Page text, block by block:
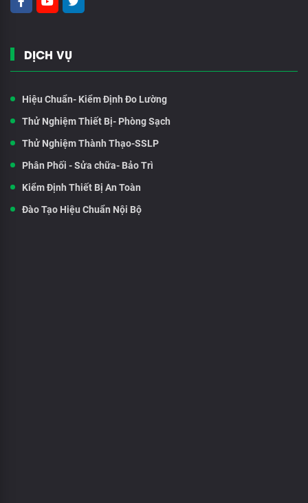
DỊCH VỤ
Hiệu Chuẩn- Kiểm Định Đo Lường
Thử Nghiệm Thiết Bị- Phòng Sạch
Thử Nghiệm Thành Thạo-SSLP
Phân Phối - Sửa chữa- Bảo Trì
Kiểm Định Thiết Bị An Toàn
Đào Tạo Hiệu Chuẩn Nội Bộ